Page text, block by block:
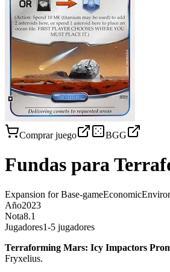
Comprar juego BGG
Fundas para
Expansion for Base-gameEconomic
Año2023
Nota8.1
Jugadores1-5 jugadores
Terraforming Mars: Icy Impactors
Fryxelius.